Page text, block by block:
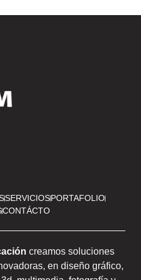
SERVICIOSPORTAFOLIO
CONTÁCTO
creamos soluciones
en diseño gráfico,